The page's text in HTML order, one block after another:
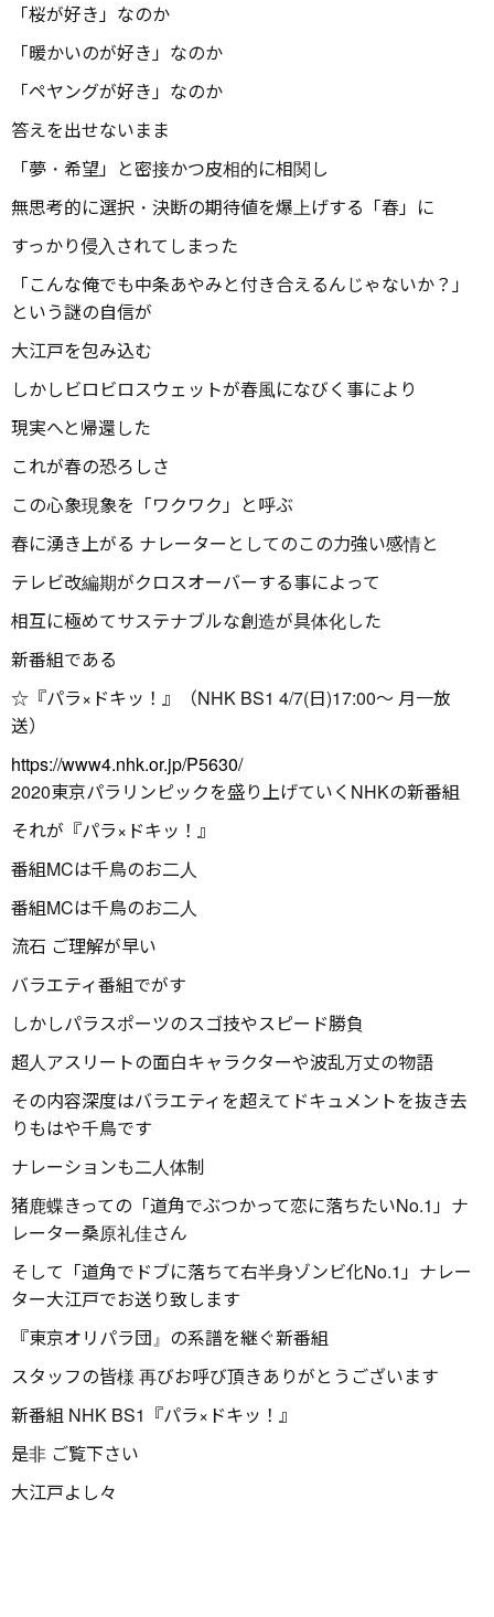
「桜が好き」なのか
「暖かいのが好き」なのか
「ペヤングが好き」なのか
答えを出せないまま
「夢・希望」と密接かつ皮相的に相関し
無思考的に選択・決断の期待値を爆上げする「春」に
すっかり侵入されてしまった
「こんな俺でも中条あやみと付き合えるんじゃないか？」
という謎の自信が
大江戸を包み込む
しかしビロビロスウェットが春風になびく事により
現実へと帰還した
これが春の恐ろしさ
この心象現象を「ワクワク」と呼ぶ
春に湧き上がる ナレーターとしてのこの力強い感情と
テレビ改編期がクロスオーバーする事によって
相互に極めてサステナブルな創造が具体化した
新番組である
☆『パラ×ドキッ！』（NHK BS1 4/7(日)17:00〜 月一放
送）
https://www4.nhk.or.jp/P5630/
2020東京パラリンピックを盛り上げていくNHKの新番組
それが『パラ×ドキッ！』
番組MCは千鳥のお二人
番組MCは千鳥のお二人
流石 ご理解が早い
バラエティ番組でがす
しかしパラスポーツのスゴ技やスピード勝負
超人アスリートの面白キャラクターや波乱万丈の物語
その内容深度はバラエティを超えてドキュメントを抜き去
りもはや千鳥です
ナレーションも二人体制
猪鹿蝶きっての「道角でぶつかって恋に落ちたいNo.1」ナ
レーター桑原礼佳さん
そして「道角でドブに落ちて右半身ゾンビ化No.1」ナレー
ター大江戸でお送り致します
『東京オリパラ団』の系譜を継ぐ新番組
スタッフの皆様 再びお呼び頂きありがとうございます
新番組 NHK BS1『パラ×ドキッ！』
是非 ご覧下さい
大江戸よし々